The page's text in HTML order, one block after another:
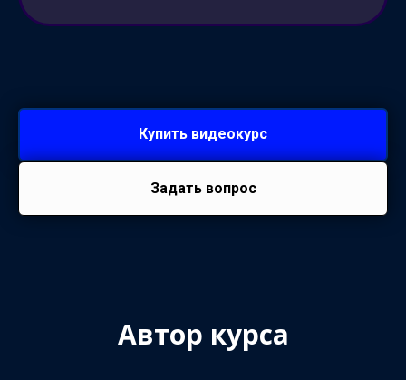
Купить видеокурс
Задать вопрос
Автор курса